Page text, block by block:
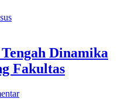
Dinamika
Fakultas